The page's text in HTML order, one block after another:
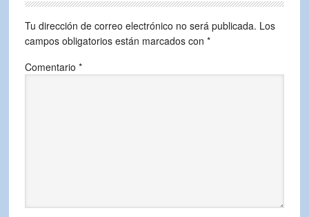
Tu dirección de correo electrónico no será publicada. Los
campos obligatorios están marcados con *
Comentario *